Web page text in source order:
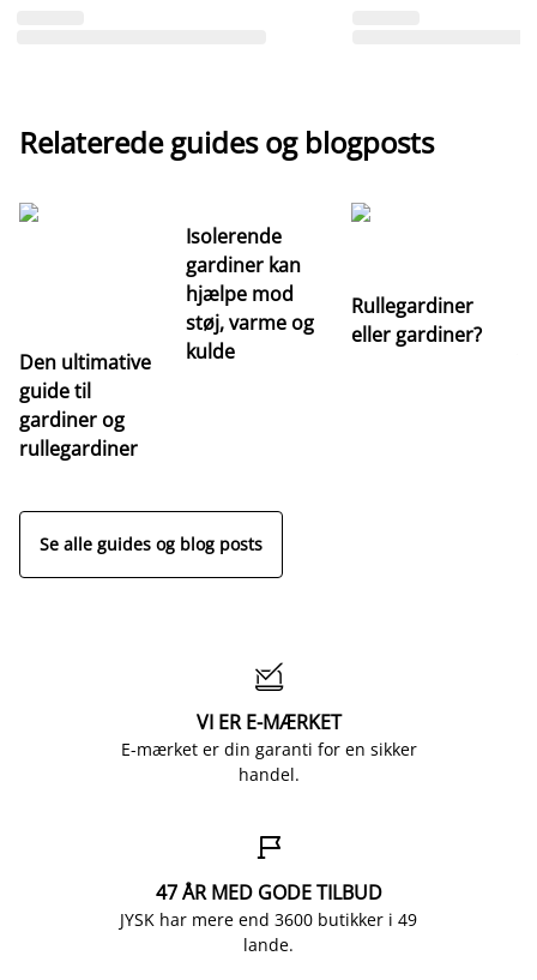
Relaterede guides og blogposts
Den ultimative
guide til
gardiner og
rullegardiner
Isolerende
gardiner kan
hjælpe mod
støj, varme og
kulde
Rullegardiner
eller gardiner?
Se alle guides og blog posts

VI ER E-MÆRKET
E-mærket er din garanti for en sikker
handel.

47 ÅR MED GODE TILBUD
JYSK har mere end 3600 butikker i 49
lande.